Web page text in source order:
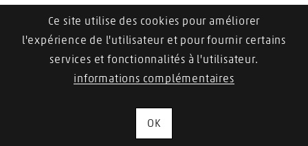
Ce site utilise des cookies pour améliorer
l'expérience de l'utilisateur et pour fournir certains
services et fonctionnalités à l'utilisateur.
informations complémentaires
OK